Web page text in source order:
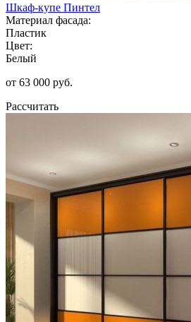
Шкаф-купе Пинтел
Материал фасада:
Пластик
Цвет:
Белый
от 63 000 руб.
Рассчитать